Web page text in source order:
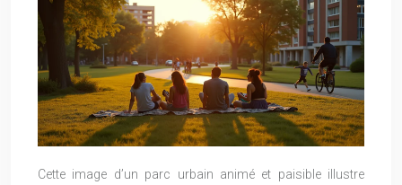
Cette image d’un parc urbain animé et paisible illustre